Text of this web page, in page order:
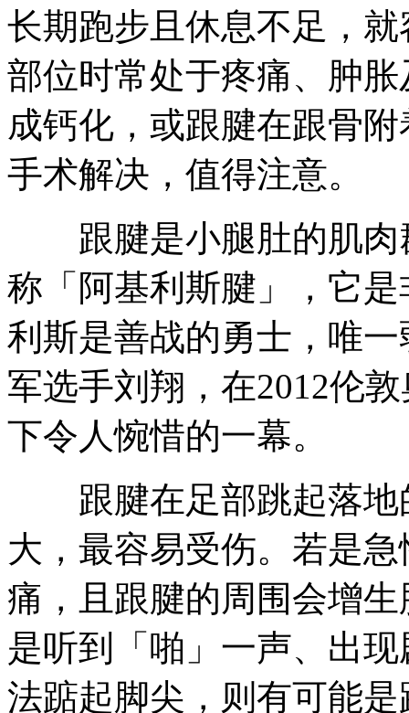
长期跑步且休息不足，
部位时常处于疼痛、肿
成钙化，或跟腱在跟骨
手术解决，值得注意。
跟腱是小腿肚的肌肉
称「阿基利斯腱」，它
利斯是善战的勇士，唯
军选手刘翔，在2012伦
下令人惋惜的一幕。
跟腱在足部跳起落地
大，最容易受伤。若是
痛，且跟腱的周围会增
是听到「啪」一声、出
法踮起脚尖，则有可能